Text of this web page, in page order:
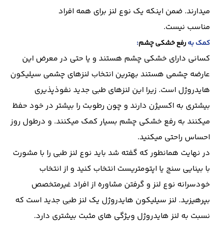
میدارند. ضمن اینکه یک نوع لنز برای همه افراد
مناسب نیست.
کمک بهرفع خشکی چشم:
کسانی دارای خشکی چشم هستند و یا حتی در معرض این
عارضه چشمی هستند بهترین انتخاب لنزهای چشمی سیلیکون
هایدروژل است. زیرا این لنزهای طبی جدید نفوذپذیری
بیشتری به اکسیژن دارند و چون رطوبت را بیشتر در خود حفظ
میکنند به رفع خشکی چشم بسیار کمک میکنند. و درطول روز
احساس راحتی میکنید.
در نهایت همانطور که گفته شد باید نوع لنز طبی را با مشورت
با بینایی سنج یا اپتومتریست انتخاب کنید و از انتخاب
خودسرانه نوع لنز و گرفتن مشاوره از افراد غیرمتخصص
بپرهیزید. لنز سیلیکون هایدروژل یک لنز طبی جدید است که
نسبت به لنز هایدروژل ویژگی های مثبت بیشتری دارد.